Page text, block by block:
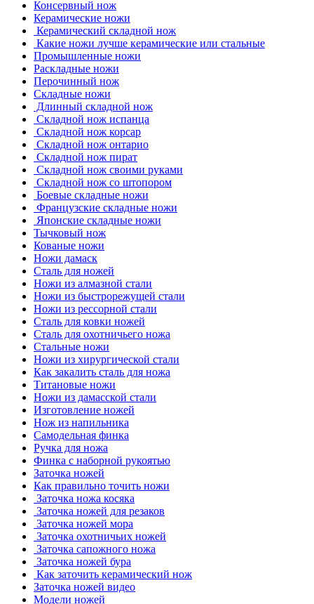
Консервный нож
Керамические ножи
Керамический складной нож
Какие ножи лучше керамические или стальные
Промышленные ножи
Раскладные ножи
Перочинный нож
Складные ножи
Длинный складной нож
Складной нож испанца
Складной нож корсар
Складной нож онтарио
Складной нож пират
Складной нож своими руками
Складной нож со штопором
Боевые складные ножи
Французские складные ножи
Японские складные ножи
Тычковый нож
Кованые ножи
Ножи дамаск
Сталь для ножей
Ножи из алмазной стали
Ножи из быстрорежущей стали
Ножи из рессорной стали
Сталь для ковки ножей
Сталь для охотничьего ножа
Стальные ножи
Ножи из хирургической стали
Как закалить сталь для ножа
Титановые ножи
Ножи из дамасской стали
Изготовление ножей
Нож из напильника
Самодельная финка
Ручка для ножа
Финка с наборной рукоятью
Заточка ножей
Как правильно точить ножи
Заточка ножа косяка
Заточка ножей для резаков
Заточка ножей мора
Заточка охотничьих ножей
Заточка сапожного ножа
Заточка ножей бура
Как заточить керамический нож
Заточка ножей видео
Модели ножей